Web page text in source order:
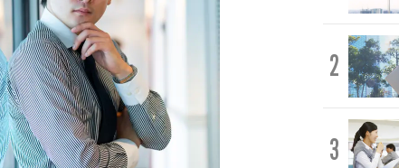
2
3